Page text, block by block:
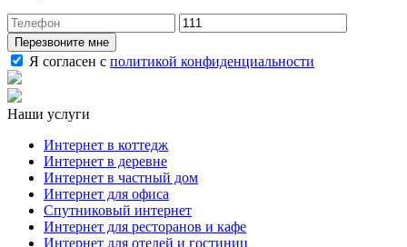
Перезвоните мне
Я согласен с политикой конфиденциальности
Наши услуги
Интернет в коттедж
Интернет в деревне
Интернет в частный дом
Интернет для офиса
Спутниковый интернет
Интернет для ресторанов и кафе
Интернет для отелей и гостиниц